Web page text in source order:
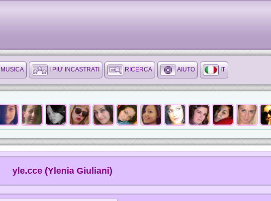
MUSICA I PIU' INCASTRATI RICERCA AIUTO IT
yle.cce (Ylenia Giuliani)